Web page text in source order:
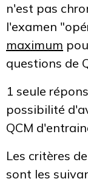
n'est pas
l'examen
maximum
questions de
1 seule
possibilité
QCM
Les critères
sont les